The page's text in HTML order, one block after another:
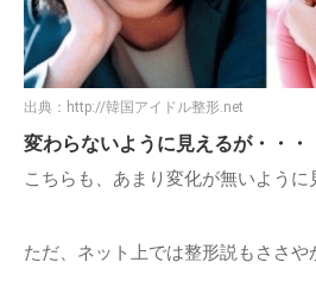
出典： http://韓国アイドル整形.net
変わらないように見えるが・・・
こちらも、あまり変化が無いように
ただ、ネット上では整形説もささや